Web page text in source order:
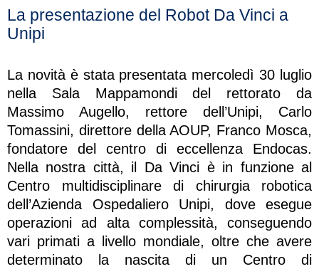
La presentazione del Robot Da Vinci a
Unipi
La novità è stata presentata mercoledì 30 luglio
nella Sala Mappamondi del rettorato da
Massimo Augello, rettore dell’Unipi, Carlo
Tomassini, direttore della AOUP, Franco Mosca,
fondatore del centro di eccellenza Endocas.
Nella nostra città, il Da Vinci è in funzione al
Centro multidisciplinare di chirurgia robotica
dell’Azienda Ospedaliero Unipi, dove esegue
operazioni ad alta complessità, conseguendo
vari primati a livello mondiale, oltre che avere
determinato la nascita di un Centro di